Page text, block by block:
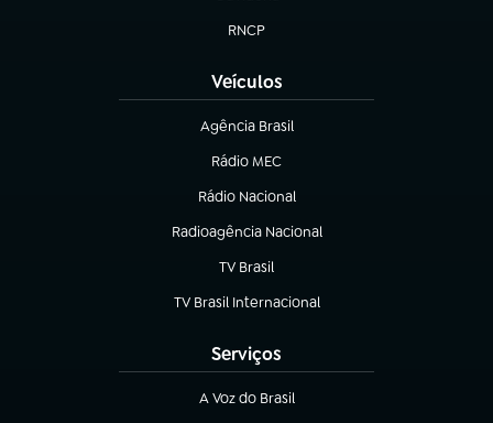
RNCP
(abre em nova aba)
Veículos
Agência Brasil
(abre em nova aba)
Rádio MEC
(abre em nova aba)
Rádio Nacional
Radioagência Nacional
(abre em nova aba)
TV Brasil
(abre em nova aba)
TV Brasil Internacional
(abre em nova aba)
Serviços
A Voz do Brasil
(abre em nova aba)